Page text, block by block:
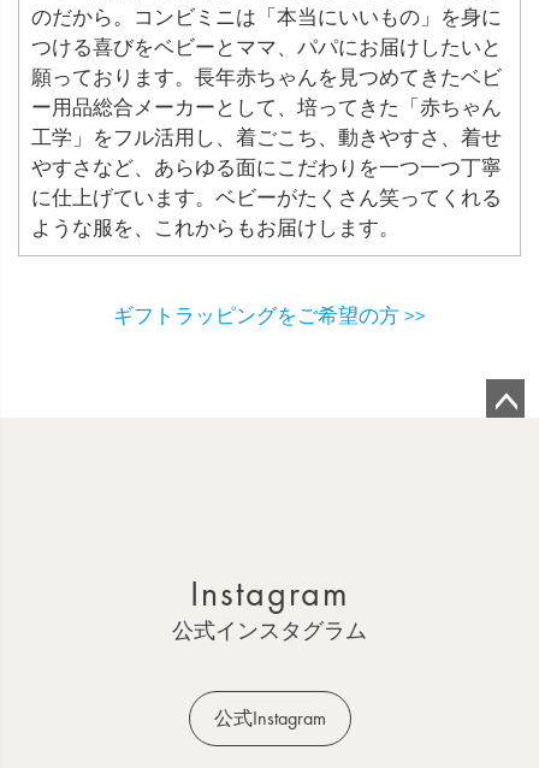
のだから。コンビミニは「本当にいいもの」を身に
つける喜びをベビーとママ、パパにお届けしたいと
願っております。長年赤ちゃんを見つめてきたベビ
ー用品総合メーカーとして、培ってきた「赤ちゃん
工学」をフル活用し、着ごこち、動きやすさ、着せ
やすさなど、あらゆる面にこだわりを一つ一つ丁寧
に仕上げています。ベビーがたくさん笑ってくれる
ような服を、これからもお届けします。
ギフトラッピングをご希望の方 >>
Instagram
公式インスタグラム
公式Instagram